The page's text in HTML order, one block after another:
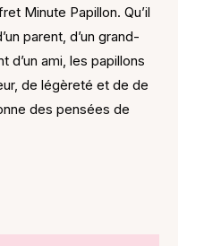
Minute Papillon. Qu’il
parent, d’un grand-
d’un ami, les papillons
de légèreté et de de
des pensées de